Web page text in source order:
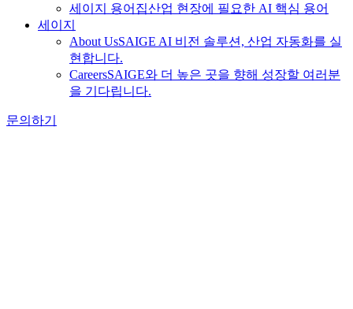
세이지 용어집산업 현장에 필요한 AI 핵심 용어
세이지
About UsSAIGE AI 비전 솔루션, 산업 자동화를 실
현합니다.
CareersSAIGE와 더 높은 곳을 향해 성장할 여러분
을 기다립니다.
문의하기